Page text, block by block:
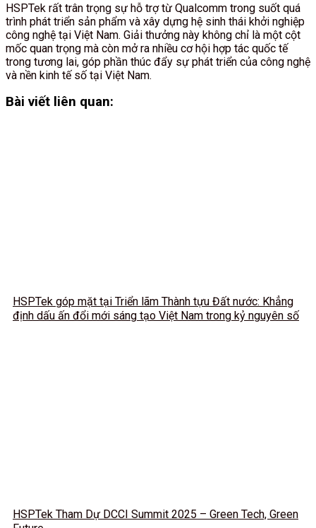
HSPTek rất trân trọng sự hỗ trợ từ Qualcomm trong suốt quá
trình phát triển sản phẩm và xây dựng hệ sinh thái khởi nghiệp
công nghệ tại Việt Nam. Giải thưởng này không chỉ là một cột
mốc quan trọng mà còn mở ra nhiều cơ hội hợp tác quốc tế
trong tương lai, góp phần thúc đẩy sự phát triển của công nghệ
và nền kinh tế số tại Việt Nam.
Bài viết liên quan:
HSPTek góp mặt tại Triển lãm Thành tựu Đất nước: Khẳng
định dấu ấn đổi mới sáng tạo Việt Nam trong kỷ nguyên số
HSPTek Tham Dự DCCI Summit 2025 – Green Tech, Green